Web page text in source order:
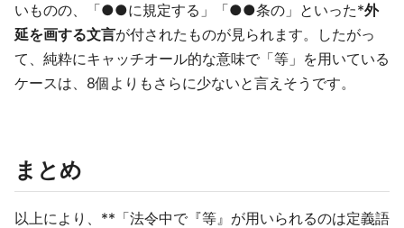
いものの、「●●に規定する」「●●条の」といった*外
延を画する文言が付されたものが見られます。したがっ
て、純粋にキャッチオール的な意味で「等」を用いている
ケースは、8個よりもさらに少ないと言えそうです。
まとめ
以上により、**「法令中で『等』が用いられるのは定義語